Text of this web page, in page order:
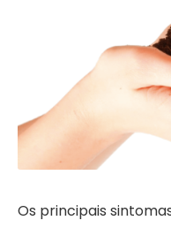
Os principais